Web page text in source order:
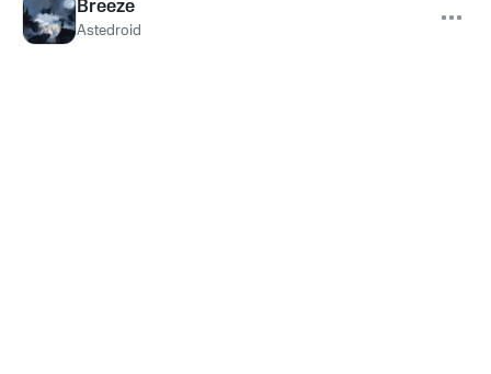
Breeze
Astedroid